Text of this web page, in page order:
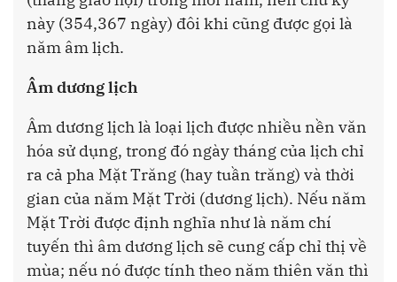
này (354,367 ngày) đôi khi cũng được gọi là
năm âm lịch.
Âm dương lịch
Âm dương lịch là loại lịch được nhiều nền văn
hóa sử dụng, trong đó ngày tháng của lịch chỉ
ra cả pha Mặt Trăng (hay tuần trăng) và thời
gian của năm Mặt Trời (dương lịch). Nếu năm
Mặt Trời được định nghĩa như là năm chí
tuyến thì âm dương lịch sẽ cung cấp chỉ thị về
mùa; nếu nó được tính theo năm thiên văn thì